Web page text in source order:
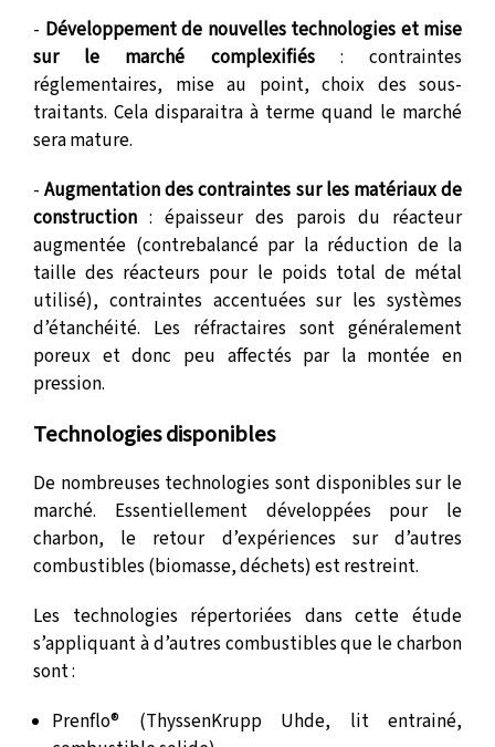
- Développement de nouvelles technologies et mise
sur le marché complexifiés: contraintes
réglementaires, mise au point, choix des sous-
traitants. Cela disparaitra à terme quand le marché
sera mature.
-Augmentation des contraintes sur les matériaux de
construction : épaisseur des parois du réacteur
augmentée (contrebalancé par la réduction de la
taille des réacteurs pour le poids total de métal
utilisé), contraintes accentuées sur les systèmes
d’étanchéité. Les réfractaires sont généralement
poreux et donc peu affectés par la montée en
pression.
Technologies disponibles
De nombreuses technologies sont disponibles sur le
marché. Essentiellement développées pour le
charbon, le retour d’expériences sur d’autres
combustibles (biomasse, déchets) est restreint.
Les technologies répertoriées dans cette étude
s’appliquant à d’autres combustibles que le charbon
sont :
Prenflo® (ThyssenKrupp Uhde, lit entrainé,